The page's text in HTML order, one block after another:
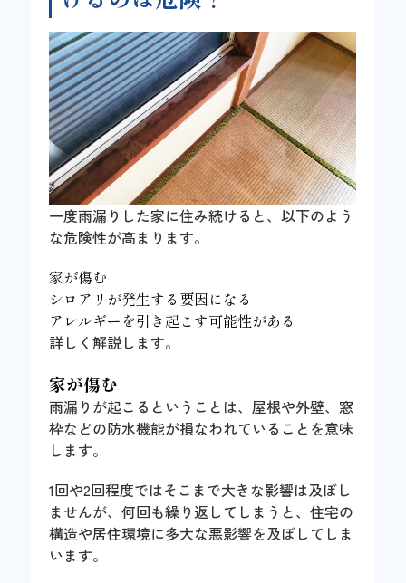
一度雨漏りした家に住み続けると、以下のよう
な危険性が高まります。
家が傷む
シロアリが発生する要因になる
アレルギーを引き起こす可能性がある
詳しく解説します。
家が傷む
雨漏りが起こるということは、屋根や外壁、窓
枠などの防水機能が損なわれていることを意味
します。
1回や2回程度ではそこまで大きな影響は及ぼし
ませんが、何回も繰り返してしまうと、住宅の
構造や居住環境に多大な悪影響を及ぼしてしま
います。